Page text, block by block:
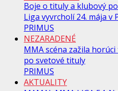
Boje o tituly a klubový
Liga vyvrcholí 24. mája v
PRIMUS
NEZARADENÉ
MMA scéna zažila
po svetové tituly
PRIMUS
AKTUALITY